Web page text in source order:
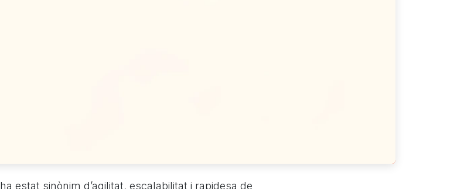
ha estat sinònim d’agilitat, escalabilitat i rapidesa de